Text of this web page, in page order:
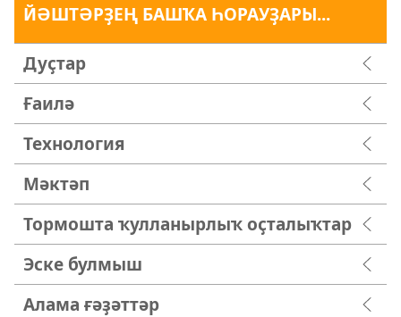
ЙӘШТӘРҘЕҢ БАШҠА ҺОРАУҘАРЫ...
Дуҫтар
Ғаилә
Технология
Мәктәп
Тормошта ҡулланырлыҡ оҫталыҡтар
Эске булмыш
Алама ғәҙәттәр